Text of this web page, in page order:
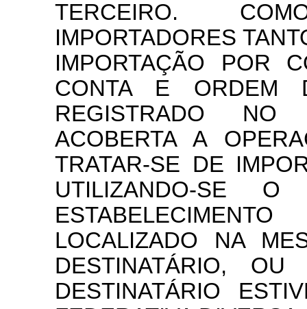
TERCEIRO.
IMPORTADORES
IMPORTAÇÃO POR
CONTA E ORDEM
REGISTRADO NO
ACOBERTA A
TRATAR-SE DE
UTILIZANDO-SE
LOCALIZADO NA
DESTINATÁRIO,
DESTINATÁRIO